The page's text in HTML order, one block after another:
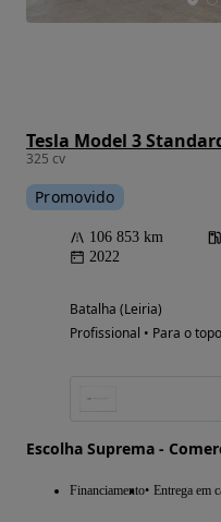
Tesla Model 3
325 cv
Promovido
106 853 km
2022
Batalha (Leiria)
Profissional • Para o topo
Escolha Suprema -
Financiamento Entrega em